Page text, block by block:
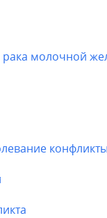
рака молочной
конфликты